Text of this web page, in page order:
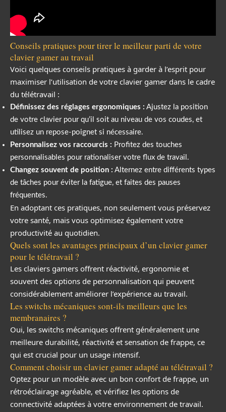
Conseils pratiques pour tirer le meilleur parti de votre
clavier gamer au travail
Voici quelques conseils pratiques à garder à l’esprit pour
maximiser l’utilisation de votre clavier gamer dans le cadre
du télétravail :
Définissez des réglages ergonomiques : Ajustez la position
de votre clavier pour qu’il soit au niveau de vos coudes, et
utilisez un repose-poignet si nécessaire.
Personnalisez vos raccourcis : Profitez des touches
personnalisables pour rationaliser votre flux de travail.
Changez souvent de position : Alternez entre différents types
de tâches pour éviter la fatigue, et faites des pauses
fréquentes.
En adoptant ces pratiques, non seulement vous préservez
votre santé, mais vous optimisez également votre
productivité au quotidien.
Quels sont les avantages principaux d’un clavier gamer
pour le télétravail ?
Les claviers gamers offrent réactivité, ergonomie et
souvent des options de personnalisation qui peuvent
considérablement améliorer l’expérience au travail.
Les switchs mécaniques sont-ils meilleurs que les
membranaires ?
Oui, les switchs mécaniques offrent généralement une
meilleure durabilité, réactivité et sensation de frappe, ce
qui est crucial pour un usage intensif.
Comment choisir un clavier gamer adapté au télétravail ?
Optez pour un modèle avec un bon confort de frappe, un
rétroéclairage agréable, et vérifiez les options de
connectivité adaptées à votre environnement de travail.